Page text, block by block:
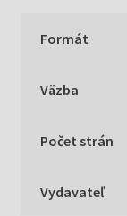
Formát
Väzba
Počet strán
Vydavateľ